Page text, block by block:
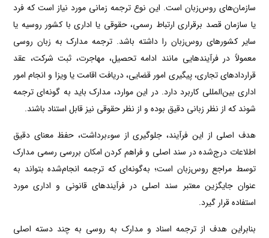
سازمان‌های روس‌زبان است. این نوع ترجمه زمانی مورد نیاز است که فرد
یا سازمان قصد برقراری ارتباط رسمی، حقوقی یا اداری با کشور روسیه یا
سایر کشورهای روس‌زبان را داشته باشد. ترجمه مدارک به زبان روسی
معمولاً در فرآیندهایی مانند ادامه تحصیل، مهاجرت، ثبت شرکت، عقد
قراردادهای تجاری، پیگیری امور قضایی، دریافت اقامت یا ویزا و انجام امور
اداری بین‌المللی کاربرد دارد. در این موارد، مدارک باید به گونه‌ای ترجمه
شوند که از نظر زبانی دقیق بوده و از نظر حقوقی نیز قابل استناد باشند.
هدف اصلی از این فرآیند، جلوگیری از سوءبرداشت، حفظ معنای دقیق
اطلاعات درج‌شده در سند اصلی و فراهم کردن امکان بررسی رسمی مدارک
توسط مراجع روس‌زبان است؛ به‌گونه‌ای که ترجمه انجام‌شده بتواند به
عنوان جایگزین معتبر سند اصلی در فرآیندهای قانونی و اداری مورد
استفاده قرار گیرد.
بنابراین هدف از ترجمه اسناد و مدارک به روسی به چند دسته اصلی